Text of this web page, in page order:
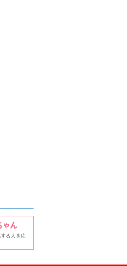
ゃん
る人を応